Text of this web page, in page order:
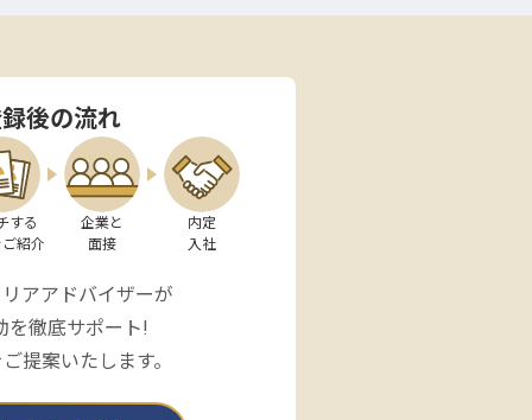
後の流れ
する
紹介
企業と
面接
内定
入社
アアドバイザーが
を徹底サポート!
提案いたします。